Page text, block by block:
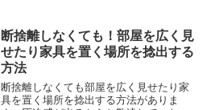
が、花を飾ってみたら見えないのでさほ
ど問題ありません。
断捨離しなくても！部屋を広く見
せたり家具を置く場所を捻出する
方法
断捨離しなくても部屋を広く見せたり家
具を置く場所を捻出する方法がありま